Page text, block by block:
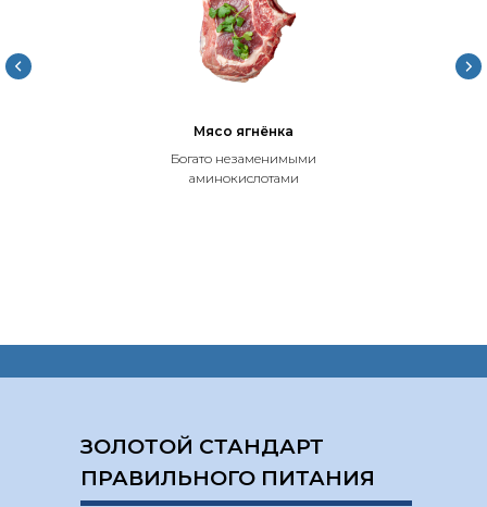
Мясо ягнёнка
Богато незаменимыми
аминокислотами
ЗОЛОТОЙ СТАНДАРТ
ПРАВИЛЬНОГО ПИТАНИЯ